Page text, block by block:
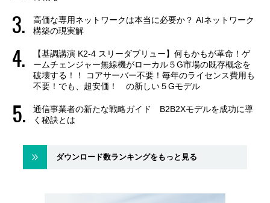
高価な専用ネットワークは本当に必要か？ AIネットワーク
構築の現実解
【基調講演 K2-4 スリーダブリュー】何もかもが革命！ゲ
ームチェンジャー無線機がローカル５G市場の既存概念を
破壊する！！ コアサーバー不要！毎年のライセンス費用も
不要！でも、超安価！ の新しい５Gモデル
通信事業者の新たな戦略ガイド B2B2Xモデルを成功に導
く秘訣とは
ダウンロード数ランキングをもっと見る